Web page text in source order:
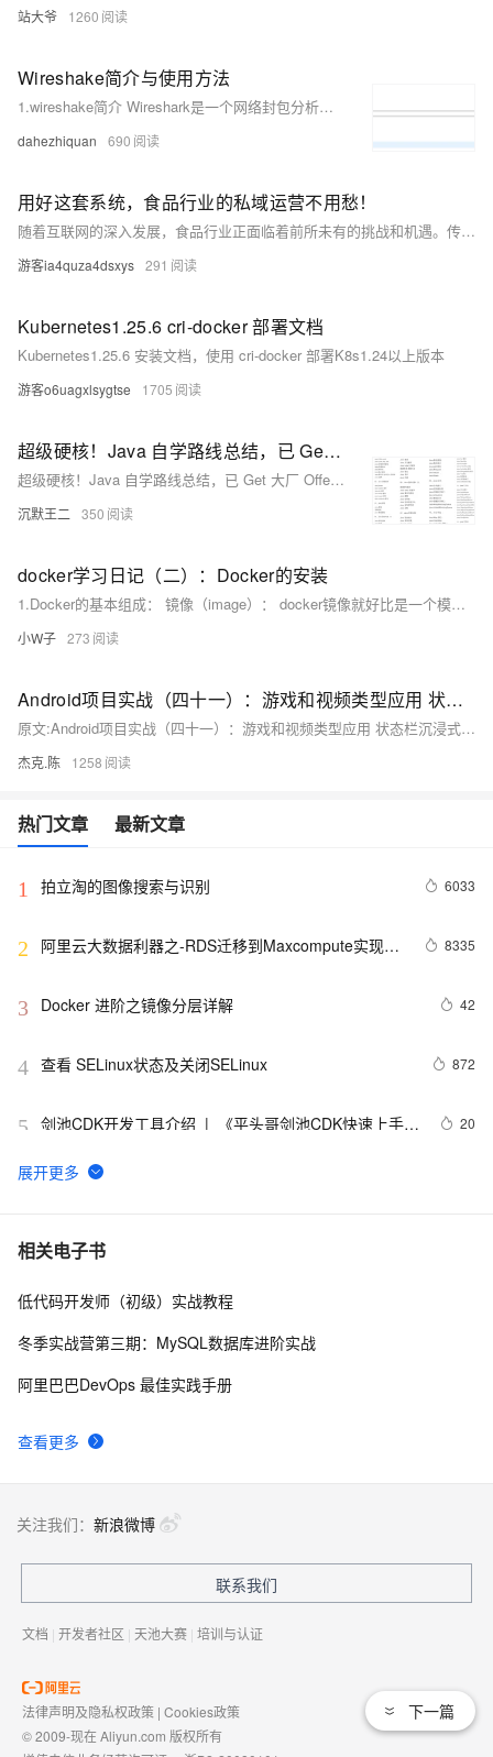
站大爷 1260
Wireshake简介与使用方法
1.wireshake简介 Wireshark是一个网络封包分析软件。网络封包分析软件的功能是截取网络封包，并尽可能显示出最为详细的网络封包资料。Wireshark使用WinPCAP作为接口，直接与网卡进行数据报文交换。
dahezhiquan 690
用好这套系统，食品行业的私域运营不用愁！
随着互联网的深入发展，食品行业正面临着前所未有的挑战和机遇。传统的营销方式已经不能满足消费者的需求，而私域流量的兴起则为食品企业提供了一个全新的、低成本且高效率的营销方式。本文将探讨食品行业如何解决好三个痛点做私域。
游客ia4quza4dsxys 291
Kubernetes1.25.6 cri-docker 部署文档
Kubernetes1.25.6 安装文档，使用 cri-docker 部署K8s1.24以上版本
游客o6uagxlsygtse 1705
超级硬核！Java 自学路线总结，已 Get 大厂 Offer，建议立马收藏！
超级硬核！Java 自学路线总结，已 Get 大厂 Offer，建议立马收藏！
沉默王二 350
docker学习日记（二）：Docker的安装
1.Docker的基本组成： 镜像（image）： docker镜像就好比是一个模板，可以通过这个模板来创建容器服务，tomcat镜像===》run===》t
小W子 273
Android项目实战（四十一）：游戏和视频类型应用 状态栏沉浸式效果
原文:Android项目实战（四十一）：游戏和视频类型应用 状态栏沉浸式效果 需求： 手机app ，当打游戏或者全屏看视频的时候会发现这时候手机顶部的状态栏是不显示的，当我们从手机顶端向下进行滑动或手机底端向上滑动的时候，状态栏会显示出来，如果短暂的几秒时间没有操作的话，状态栏会再次隐藏。
杰克.陈 1258
热门文章 最新文章
1 拍立淘的图像搜索与识别 6033
2
阿里云大数据利器之-RDS迁移到Maxcompute实现动
8335
3 Docker 进阶之镜像分层详解 42
4 查看 SELinux状态及关闭SELinux 872
5 剑池CDK开发工具介绍  |  《平头哥剑池CDK快速上手指
20
6 WebAssembly 在 MOSN 中的实践 - 基础框架篇
7 userdel使用说明
8 自己看系统的“系统还原”
相关电子书
查看更多
低代码开发师（初级）实战教程
冬季实战营第三期：MySQL数据库进阶实战
阿里巴巴DevOps 最佳实践手册
下一篇
关注我们： 新浪微博
联系我们
文档 | 开发者社区 | 天池大赛 | 培训与认证
法律声明及隐私权政策 | Cookies政策
© 2009-现在 Aliyun.com 版权所有